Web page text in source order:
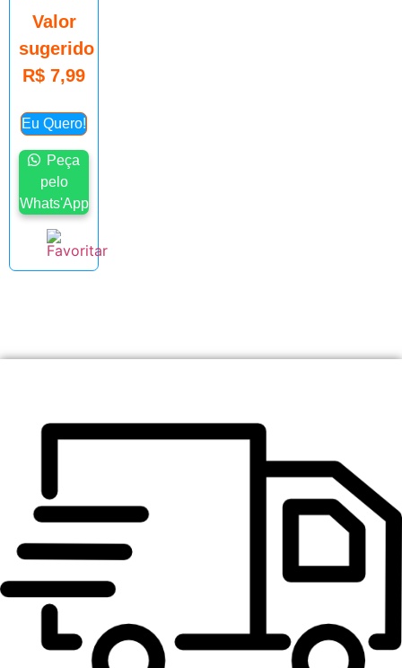
Valor
sugerido
R$ 7,99
Eu Quero!
Peça
pelo
Whats'App